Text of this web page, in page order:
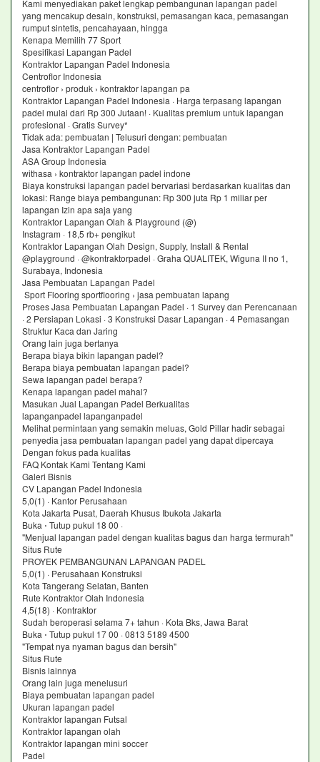
Kami menyediakan paket lengkap pembangunan lapangan padel
yang mencakup desain, konstruksi, pemasangan kaca, pemasangan
rumput sintetis, pencahayaan, hingga
Kenapa Memilih 77 Sport
Spesifikasi Lapangan Padel
Kontraktor Lapangan Padel Indonesia
Centroflor Indonesia
centroflor › produk › kontraktor lapangan pa
Kontraktor Lapangan Padel Indonesia · Harga terpasang lapangan
padel mulai dari Rp 300 Jutaan! · Kualitas premium untuk lapangan
profesional · Gratis Survey*
Tidak ada: pembuatan ‎| Telusuri dengan: pembuatan
Jasa Kontraktor Lapangan Padel
ASA Group Indonesia
withasa › kontraktor lapangan padel indone
Biaya konstruksi lapangan padel bervariasi berdasarkan kualitas dan
lokasi: Range biaya pembangunan: Rp 300 juta Rp 1 miliar per
lapangan Izin apa saja yang
Kontraktor Lapangan Olah & Playground (@)
Instagram · 18,5 rb+ pengikut
Kontraktor Lapangan Olah Design, Supply, Install & Rental
@playground · @kontraktorpadel · Graha QUALITEK, Wiguna II no 1,
Surabaya, Indonesia
Jasa Pembuatan Lapangan Padel
Sport Flooring sportflooring › jasa pembuatan lapang
Proses Jasa Pembuatan Lapangan Padel · 1 Survey dan Perencanaan
· 2 Persiapan Lokasi · 3 Konstruksi Dasar Lapangan · 4 Pemasangan
Struktur Kaca dan Jaring
Orang lain juga bertanya
Berapa biaya bikin lapangan padel?
Berapa biaya pembuatan lapangan padel?
Sewa lapangan padel berapa?
Kenapa lapangan padel mahal?
Masukan Jual Lapangan Padel Berkualitas
lapanganpadel lapanganpadel
Melihat permintaan yang semakin meluas, Gold Pillar hadir sebagai
penyedia jasa pembuatan lapangan padel yang dapat dipercaya
Dengan fokus pada kualitas
FAQ Kontak Kami Tentang Kami
Galeri Bisnis
CV Lapangan Padel Indonesia
5,0(1) · Kantor Perusahaan
Kota Jakarta Pusat, Daerah Khusus Ibukota Jakarta
Buka ⋅ Tutup pukul 18 00 ·
"Menjual lapangan padel dengan kualitas bagus dan harga termurah"
Situs Rute
PROYEK PEMBANGUNAN LAPANGAN PADEL
5,0(1) · Perusahaan Konstruksi
Kota Tangerang Selatan, Banten
Rute Kontraktor Olah Indonesia
4,5(18) · Kontraktor
Sudah beroperasi selama 7+ tahun · Kota Bks, Jawa Barat
Buka ⋅ Tutup pukul 17 00 · 0813 5189 4500
"Tempat nya nyaman bagus dan bersih"
Situs Rute
Bisnis lainnya
Orang lain juga menelusuri
Biaya pembuatan lapangan padel
Ukuran lapangan padel
Kontraktor lapangan Futsal
Kontraktor lapangan olah
Kontraktor lapangan mini soccer
Padel